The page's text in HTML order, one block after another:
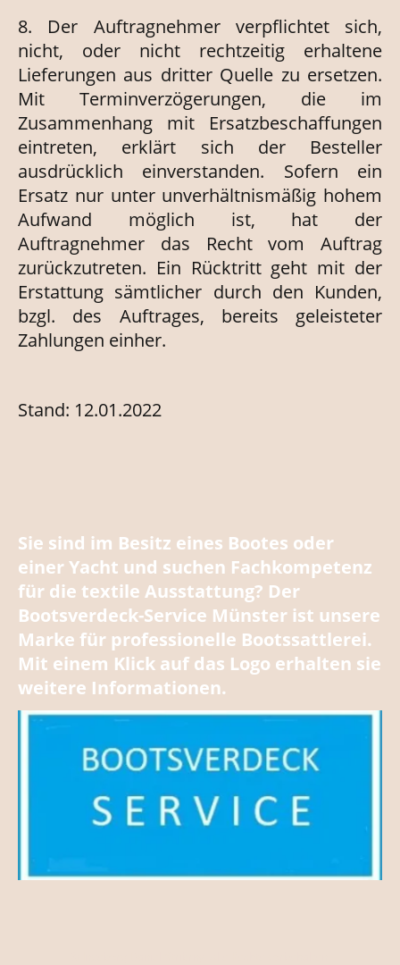
8. Der Auftragnehmer verpflichtet sich,
nicht, oder nicht rechtzeitig erhaltene
Lieferungen aus dritter Quelle zu ersetzen.
Mit Terminverzögerungen, die im
Zusammenhang mit Ersatzbeschaffungen
eintreten, erklärt sich der Besteller
ausdrücklich einverstanden. Sofern ein
Ersatz nur unter unverhältnismäßig hohem
Aufwand möglich ist, hat der
Auftragnehmer das Recht vom Auftrag
zurückzutreten. Ein Rücktritt geht mit der
Erstattung sämtlicher durch den Kunden,
bzgl. des Auftrages, bereits geleisteter
Zahlungen einher.
Stand: 12.01.2022
Sie sind im Besitz eines Bootes oder
einer Yacht und suchen Fachkompetenz
für die textile Ausstattung? Der
Bootsverdeck-Service Münster ist unsere
Marke für professionelle Bootssattlerei.
Mit einem Klick auf das Logo erhalten sie
weitere Informationen.